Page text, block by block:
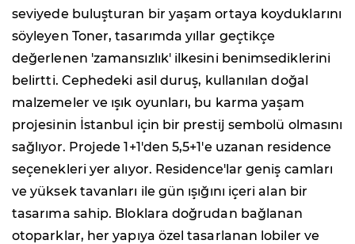
seviyede buluşturan bir yaşam ortaya koyduklarını
söyleyen Toner, tasarımda yıllar geçtikçe
değerlenen 'zamansızlık' ilkesini benimsediklerini
belirtti. Cephedeki asil duruş, kullanılan doğal
malzemeler ve ışık oyunları, bu karma yaşam
projesinin İstanbul için bir prestij sembolü olmasını
sağlıyor. Projede 1+1'den 5,5+1'e uzanan residence
seçenekleri yer alıyor. Residence'lar geniş camları
ve yüksek tavanları ile gün ışığını içeri alan bir
tasarıma sahip. Bloklara doğrudan bağlanan
otoparklar, her yapıya özel tasarlanan lobiler ve